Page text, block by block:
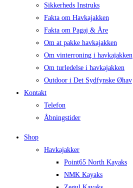
Sikkerheds Instruks
Fakta om Havkajakken
Fakta om Pagaj & Åre
Om at pakke havkajakken
Om vinterroning i havkajakken
Om turledelse i havkajakken
Outdoor i Det Sydfynske Øhav
Kontakt
Telefon
Åbningstider
Shop
Havkajakker
Point65 North Kayaks
NMK Kayaks